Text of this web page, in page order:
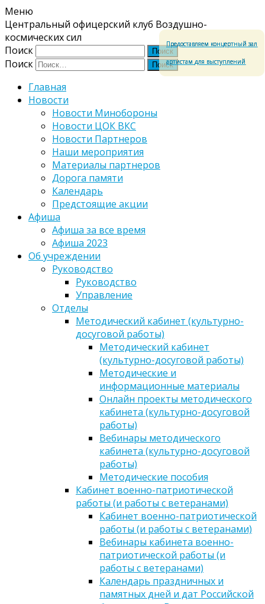
Меню
Центральный офицерский клуб Воздушно-
космических сил
Поиск
Поиск
Главная
Новости
Новости Минобороны
Новости ЦОК ВКС
Новости Партнеров
Наши мероприятия
Материалы партнеров
Дорога памяти
Календарь
Предстоящие акции
Афиша
Афиша за все время
Афиша 2023
Об учреждении
Руководство
Руководство
Управление
Отделы
Методический кабинет (культурно-
досуговой работы)
Методический кабинет
(культурно-досуговой работы)
Методические и
информационные материалы
Онлайн проекты методического
кабинета (культурно-досуговой
работы)
Вебинары методического
кабинета (культурно-досуговой
работы)
Методические пособия
Кабинет военно-патриотической
работы (и работы с ветеранами)
Кабинет военно-патриотической
работы (и работы с ветеранами)
Вебинары кабинета военно-
патриотической работы (и
работы с ветеранами)
Календарь праздничных и
памятных дней и дат Российской
Предоставляем концертный зал
артистам для выступлений